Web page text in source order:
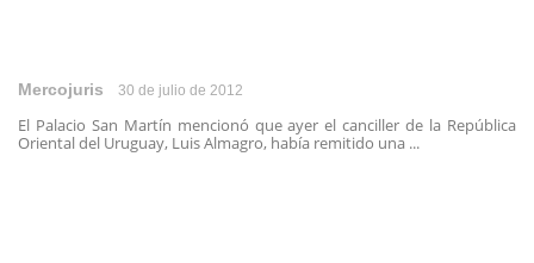
Mercojuris 30 de julio de 2012
El Palacio San Martín mencionó que ayer el canciller de la República
Oriental del Uruguay, Luis Almagro, había remitido una ...